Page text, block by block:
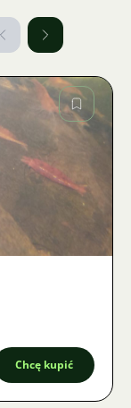
Chcę kupić